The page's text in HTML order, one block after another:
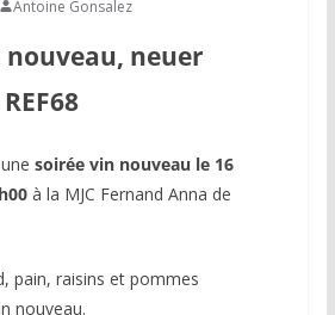
Antoine Gonsalez
neuer
soirée vin nouveau le 16
à la MJC Fernand Anna de
pain, raisins et pommes
nouveau.